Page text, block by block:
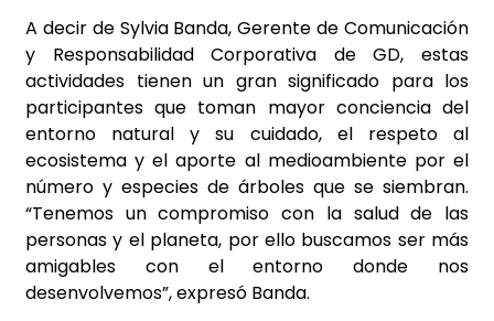
A decir de Sylvia Banda, Gerente de Comunicación
y Responsabilidad Corporativa de GD, estas
actividades tienen un gran significado para los
participantes que toman mayor conciencia del
entorno natural y su cuidado, el respeto al
ecosistema y el aporte al medioambiente por el
número y especies de árboles que se siembran.
“Tenemos un compromiso con la salud de las
personas y el planeta, por ello buscamos ser más
amigables con el entorno donde nos
desenvolvemos”, expresó Banda.